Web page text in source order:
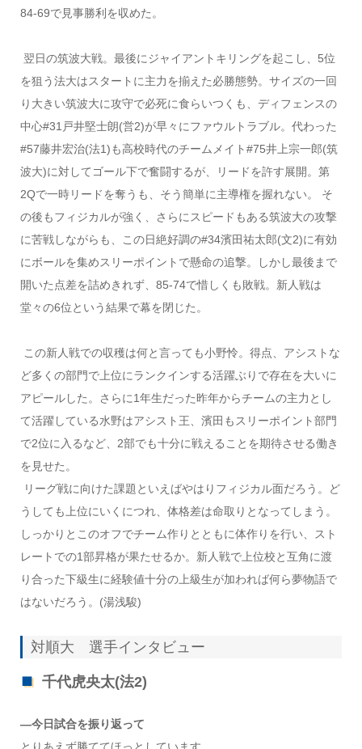
84-69で見事勝利を収めた。
翌日の筑波大戦。最後にジャイアントキリングを起こし、5位
を狙う法大はスタートに主力を揃えた必勝態勢。サイズの一回
り大きい筑波大に攻守で必死に食らいつくも、ディフェンスの
中心#31戸井堅士朗(営2)が早々にファウルトラブル。代わった
#57藤井宏治(法1)も高校時代のチームメイト#75井上宗一郎(筑
波大)に対してゴール下で奮闘するが、リードを許す展開。第
2Qで一時リードを奪うも、そう簡単に主導権を握れない。 そ
の後もフィジカルが強く、さらにスピードもある筑波大の攻撃
に苦戦しながらも、この日絶好調の#34濱田祐太郎(文2)に有効
にボールを集めスリーポイントで懸命の追撃。しかし最後まで
開いた点差を詰めきれず、85-74で惜しくも敗戦。新人戦は
堂々の6位という結果で幕を閉じた。
この新人戦での収穫は何と言っても小野怜。得点、アシストな
ど多くの部門で上位にランクインする活躍ぶりで存在を大いに
アピールした。さらに1年生だった昨年からチームの主力とし
て活躍している水野はアシスト王、濱田もスリーポイント部門
で2位に入るなど、2部でも十分に戦えることを期待させる働き
を見せた。
リーグ戦に向けた課題といえばやはりフィジカル面だろう。ど
うしても上位にいくにつれ、体格差は命取りとなってしまう。
しっかりとこのオフでチーム作りとともに体作りを行い、スト
レートでの1部昇格が果たせるか。新人戦で上位校と互角に渡
り合った下級生に経験値十分の上級生が加われば何ら夢物語で
はないだろう。(湯浅駿)
対順大 選手インタビュー
千代虎央太(法2)
―今日試合を振り返って
とりあえず勝ててほっとしています。